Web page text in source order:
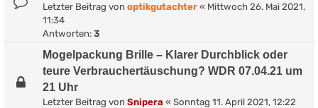
Letzter Beitrag von optikgutachter « Mittwoch 26. Mai 2021,
11:34
Antworten: 3
Mogelpackung Brille – Klarer Durchblick oder
teure Verbrauchertäuschung? WDR 07.04.21 um
21 Uhr
Letzter Beitrag von Snipera « Sonntag 11. April 2021, 12:22